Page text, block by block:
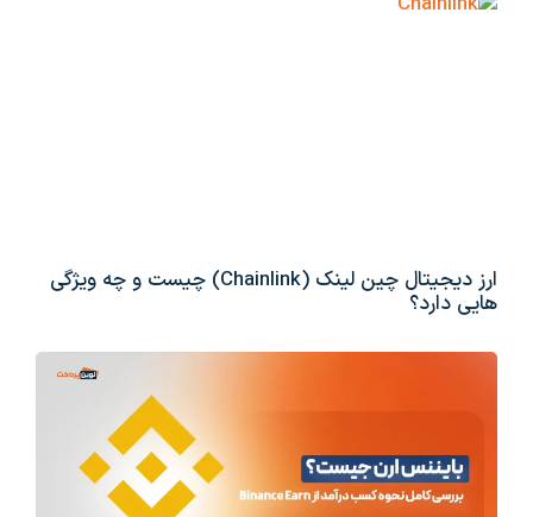
ارز دیجیتال چین لینک (Chainlink) چیست و چه ویژگی
هایی دارد؟